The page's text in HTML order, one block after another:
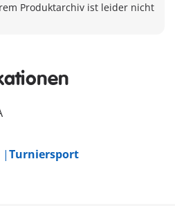
Turniersport
Produktarchiv ist leider nicht